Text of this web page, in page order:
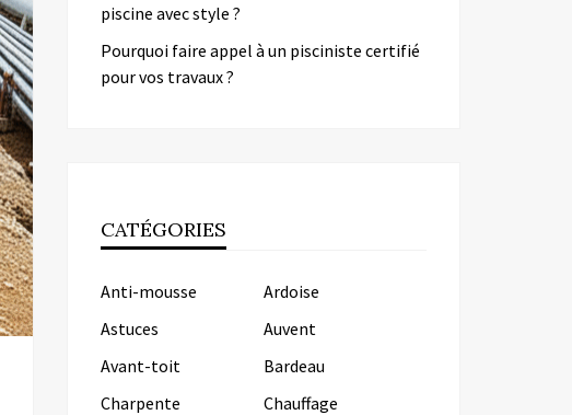
piscine avec style ?
Pourquoi faire appel à un pisciniste certifié
pour vos travaux ?
CATÉGORIES
Anti-mousse
Ardoise
Astuces
Auvent
Avant-toit
Bardeau
Charpente
Chauffage